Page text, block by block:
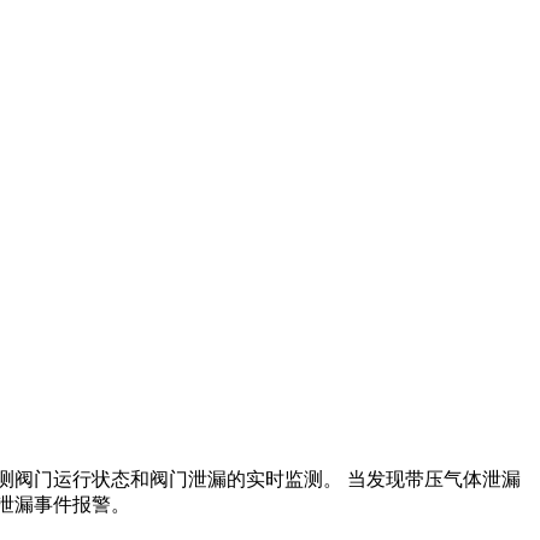
门运行状态和阀门泄漏的实时监测。 当发现带压气体泄漏
事件报警。